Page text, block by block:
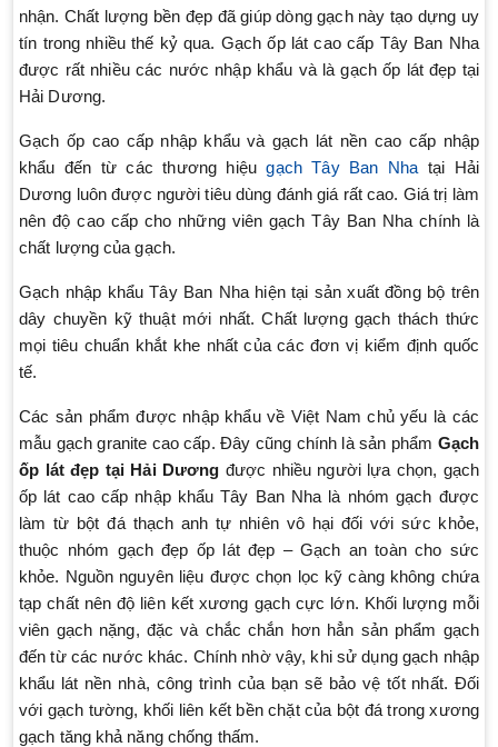
nhận. Chất lượng bền đẹp đã giúp dòng gạch này tạo dựng uy
tín trong nhiều thế kỷ qua. Gạch ốp lát cao cấp Tây Ban Nha
được rất nhiều các nước nhập khẩu và là gạch ốp lát đẹp tại
Hải Dương.
Gạch ốp cao cấp nhập khẩu và gạch lát nền cao cấp nhập
khẩu đến từ các thương hiệugạch Tây Ban Nha tại Hải
Dương luôn được người tiêu dùng đánh giá rất cao. Giá trị làm
nên độ cao cấp cho những viên gạch Tây Ban Nha chính là
chất lượng của gạch.
Gạch nhập khẩu Tây Ban Nha hiện tại sản xuất đồng bộ trên
dây chuyền kỹ thuật mới nhất. Chất lượng gạch thách thức
mọi tiêu chuẩn khắt khe nhất của các đơn vị kiểm định quốc
tế.
Các sản phẩm được nhập khẩu về Việt Nam chủ yếu là các
mẫu gạch granite cao cấp. Đây cũng chính là sản phẩm Gạch
ốp lát đẹp tại Hải Dương được nhiều người lựa chọn, gạch
ốp lát cao cấp nhập khẩu Tây Ban Nha là nhóm gạch được
làm từ bột đá thạch anh tự nhiên vô hại đối với sức khỏe,
thuộc nhóm gạch đẹp ốp lát đẹp – Gạch an toàn cho sức
khỏe. Nguồn nguyên liệu được chọn lọc kỹ càng không chứa
tạp chất nên độ liên kết xương gạch cực lớn. Khối lượng mỗi
viên gạch nặng, đặc và chắc chắn hơn hẳn sản phẩm gạch
đến từ các nước khác. Chính nhờ vậy, khi sử dụng gạch nhập
khẩu lát nền nhà, công trình của bạn sẽ bảo vệ tốt nhất. Đối
với gạch tường, khối liên kết bền chặt của bột đá trong xương
gạch tăng khả năng chống thấm.